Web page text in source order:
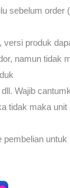
sebelum order
produk
namun tidak
Wajib
tidak maka
pembelian untuk